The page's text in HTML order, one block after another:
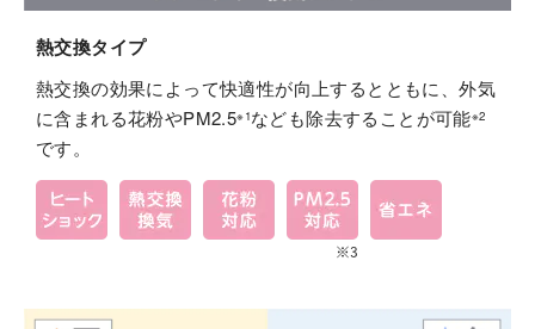
熱交換タイプ
熱交換の効果によって快適性が向上するとともに、外気
に含まれる花粉やPM2.5※1なども除去することが可能※2
です。